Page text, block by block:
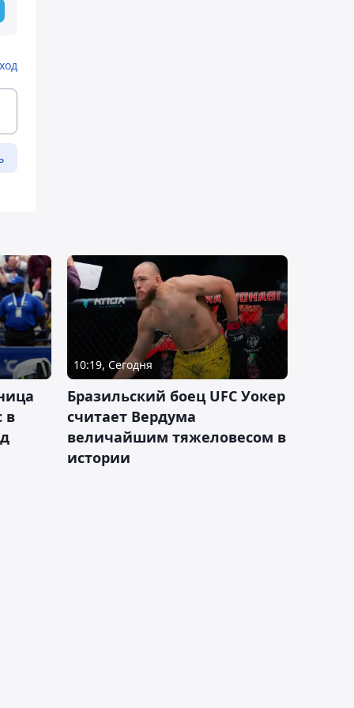
в
10:19, Сегодня
Бразильский боец UFC Уокер
считает Вердума
величайшим тяжеловесом в
истории